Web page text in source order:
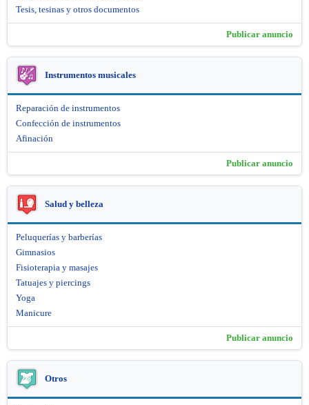
Tesis, tesinas y otros documentos
Publicar anuncio
Instrumentos musicales
Reparación de instrumentos
Confección de instrumentos
Afinación
Publicar anuncio
Salud y belleza
Peluquerías y barberías
Gimnasios
Fisioterapia y masajes
Tatuajes y piercings
Yoga
Manicure
Publicar anuncio
Otros